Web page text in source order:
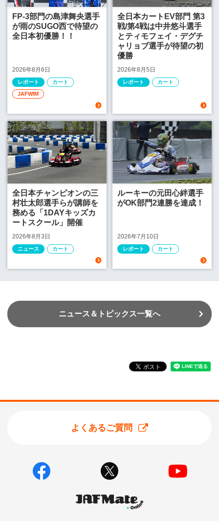
FP-3部門の島津舞央選手
が雨のSUGO西で待望の
全日本初優勝！！
2026年8月6日
レポート
カート
JAFWIM
全日本カートEV部門 第3
戦/第4戦は中井悠斗選手
とティモフェイ・デグチ
ャリョブ選手が待望の初
優勝
2026年8月5日
レポート カート
全日本チャンピオンの三
村壮太郎選手らが講師を
務める「1DAYキッズカ
ートスクール」開催
2026年8月3日
ニュース カート
ルーキーの元田心絆選手
がOK部門2連勝を達成！
2026年7月10日
レポート カート
ニュース＆トピックス一覧へ
よくあるご質問